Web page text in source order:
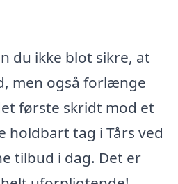
du ikke blot sikre, at
men også forlænge
første skridt mod et
holdbart tag i Tårs ved
tilbud i dag. Det er